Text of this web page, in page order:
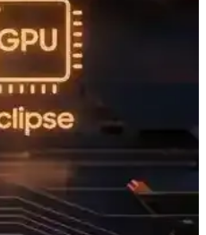
enerji verimliliğini etkiliyor.
fiyat artışları